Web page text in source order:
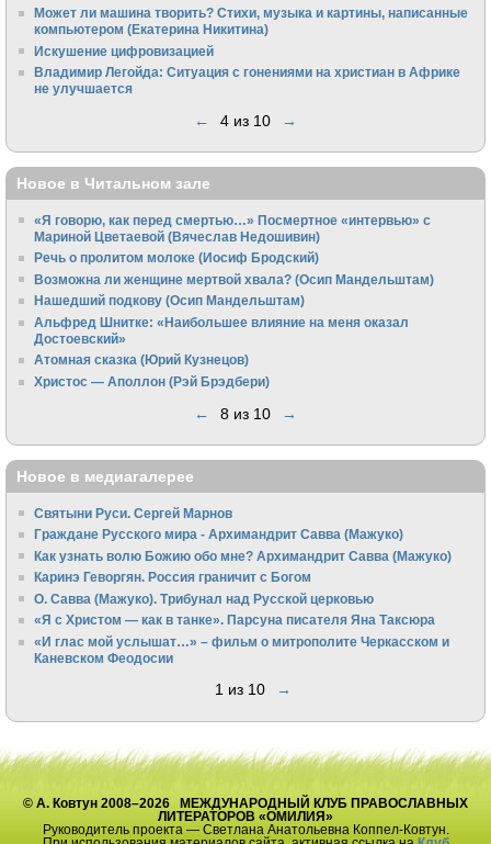
Может ли машина творить? Стихи, музыка и картины, написанные
компьютером (Екатерина Никитина)
Искушение цифровизацией
Владимир Легойда: Ситуация с гонениями на христиан в Африке
не улучшается
← 4 из 10 →
Новое в Читальном зале
«Я говорю, как перед смертью…» Посмертное «интервью» с
Мариной Цветаевой (Вячеслав Недошивин)
Речь о пролитом молоке (Иосиф Бродский)
Возможна ли женщине мертвой хвала? (Осип Мандельштам)
Нашедший подкову (Осип Мандельштам)
Альфред Шнитке: «Наибольшее влияние на меня оказал
Достоевский»
Атомная сказка (Юрий Кузнецов)
Христос — Аполлон (Рэй Брэдбери)
← 8 из 10 →
Новое в медиагалерее
Святыни Руси. Сергей Марнов
Граждане Русского мира - Архимандрит Савва (Мажуко)
Как узнать волю Божию обо мне? Архимандрит Савва (Мажуко)
Каринэ Геворгян. Россия граничит с Богом
О. Савва (Мажуко). Трибунал над Русской церковью
«Я с Христом — как в танке». Парсуна писателя Яна Таксюра
«И глас мой услышат…» – фильм о митрополите Черкасском и
Каневском Феодосии
1 из 10 →
© А. Ковтун 2008–2026 МЕЖДУНАРОДНЫЙ КЛУБ ПРАВОСЛАВНЫХ
ЛИТЕРАТОРОВ «ОМИЛИЯ»
Руководитель проекта — Светлана Анатольевна Коппел-Ковтун.